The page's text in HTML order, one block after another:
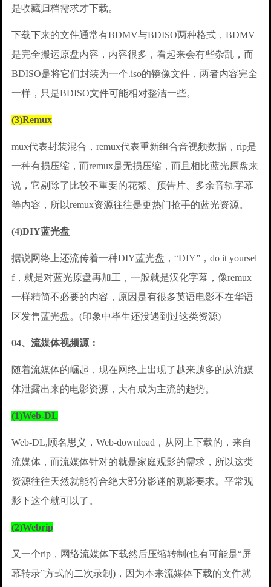
是收藏归档需求才下载。
下载下来的文件通常有BDMV与BDISO两种格式，BDMV
是完全搬运原盘内容，内容很多，看起来会有些杂乱，而
BDISO是将它们封装为一个.iso的镜像文件，两者内容完全
一样，只是BDISO文件可能相对整洁一些。
(3)Remux
mux代表封装混合，remux代表重新组合音视频数据，rip是
一种有损压缩，而remux是无损压缩，而且相比蓝光原盘来
说，它剔除了比较不重要的花絮、预告片、多余音轨字幕
等内容，所以remux资源往往是更热门抢手的蓝光资源。
(4)DIY蓝光盘
据说网络上还流传着一种DIY蓝光盘，“DIY”，do it yoursel
f，就是对蓝光原盘再加工，一般就是汉化字幕，像remux
一样精简不必要的内容，原因是有很多英语电影不在华语
区发售蓝光盘。(印象中毕生还没遇到过这类资源)
04、流媒体视频源：
随着流媒体的崛起，现在网络上出现了越来越多的从流媒
体泄露出来的电影资源，大有成为主流的趋势。
(1)Web-DL
Web-DL,顾名思义，Web-download，从网上下载的，来自
流媒体，而流媒体针对的就是家庭观影的需求，所以这类
资源往往天然就能符合绝大部分影迷的观影要求。平常观
影下这个就可以了。
(2)Webrip
又一个rip，网络流媒体下载然后压缩转制(也有可能是“屏
幕转录”方式的二次录制)，因为本来流媒体下载的文件就